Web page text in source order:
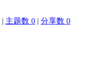
| 主题数 0 | 分享数 0